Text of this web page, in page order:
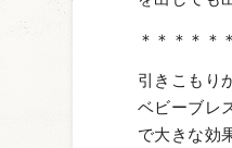
＊＊＊＊＊
引きこもり
ベビーブレ
で大きな効